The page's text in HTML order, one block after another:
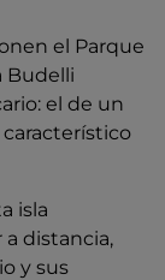
el Parque
Budelli
el de un
isla
distancia,
y sus